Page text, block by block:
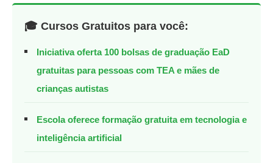
🎓 Cursos Gratuitos para você:
Iniciativa oferta 100 bolsas de graduação EaD
gratuitas para pessoas com TEA e mães de
crianças autistas
Escola oferece formação gratuita em tecnologia e
inteligência artificial